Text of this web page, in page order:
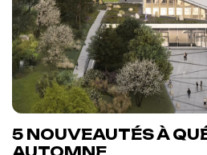
5 NOUVEAUTÉS À